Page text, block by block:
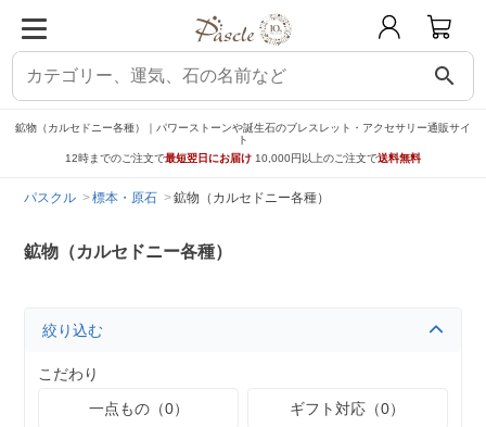
search
鉱物（カルセドニー各種）｜パワーストーンや誕生石のブレスレット・アクセサリー通販サイ
ト
12時までのご注文で最短翌日にお届け 10,000円以上のご注文で送料無料
パスクル 標本・原石 鉱物（カルセドニー各種）
鉱物（カルセドニー各種）
絞り込む
こだわり
一点もの（0）
ギフト対応（0）